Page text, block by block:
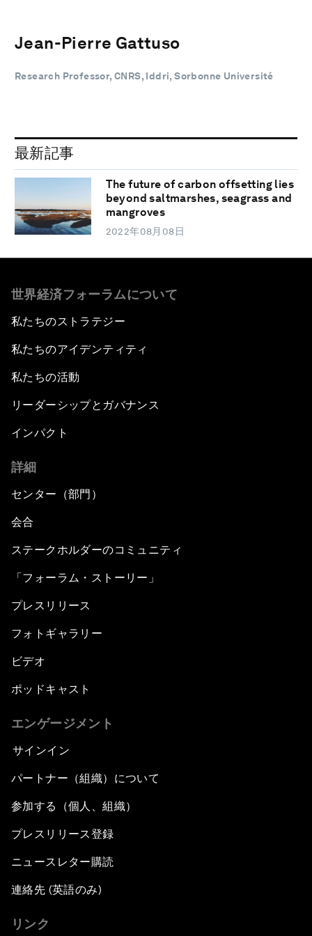
Jean-Pierre Gattuso
Research Professor, CNRS, Iddri, Sorbonne Université
最新記事
The future of carbon offsetting lies
beyond saltmarshes, seagrass and
mangroves
2022年08月08日
世界経済フォーラムについて
私たちのストラテジー
私たちのアイデンティティ
私たちの活動
リーダーシップとガバナンス
インパクト
詳細
センター（部門）
会合
ステークホルダーのコミュニティ
「フォーラム・ストーリー」
プレスリリース
フォトギャラリー
ビデオ
ポッドキャスト
エンゲージメント
サインイン
パートナー（組織）について
参加する（個人、組織）
プレスリリース登録
ニュースレター購読
連絡先 (英語のみ)
リンク